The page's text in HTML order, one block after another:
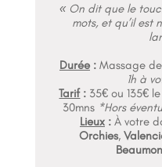
« On dit que le
mots, et qu’il est
Durée: Massage
1h à
Tarif: 35€ ou 135€
30mns *Hors
Lieux:À votre
Orchies,